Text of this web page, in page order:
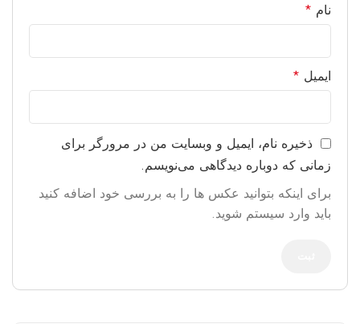
نام *
ایمیل *
ذخیره نام، ایمیل و وبسایت من در مرورگر برای
زمانی که دوباره دیدگاهی می‌نویسم.
برای اینکه بتوانید عکس ها را به بررسی خود اضافه کنید
باید وارد سیستم شوید.